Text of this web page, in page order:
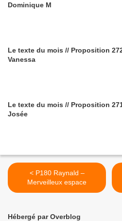
Dominique M
Le texte du mois // Proposition
Vanessa
Le texte du mois // Proposition
Josée
< P180 Raynald –
Merveilleux espace
Hébergé par Overblog